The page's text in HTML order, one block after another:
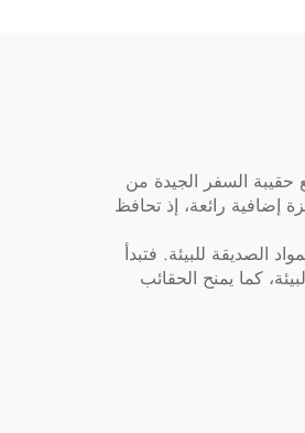
السفر الجيدة من
إضافية رائعة، إذ تحافظ
الصديقة للبيئة. فتبدأ
كما يمنح الحقائب